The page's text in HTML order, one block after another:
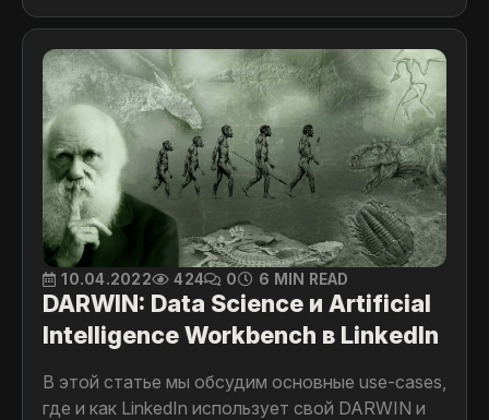
основные компоненты дизайна системы в виде
проектировать системы различной сложности.
10.04.2022 424 0 6 MIN READ
DARWIN: Data Science и Artificial
Intelligence Workbench в LinkedIn
В этой статье мы обсудим основные use-cases,
где и как LinkedIn использует свой DARWIN и